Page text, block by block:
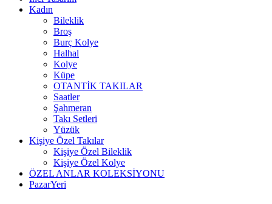
Kadın
Bileklik
Broş
Burç Kolye
Halhal
Kolye
Küpe
OTANTİK TAKILAR
Saatler
Şahmeran
Takı Setleri
Yüzük
Kişiye Özel Takılar
Kişiye Özel Bileklik
Kişiye Özel Kolye
ÖZEL ANLAR KOLEKSİYONU
PazarYeri